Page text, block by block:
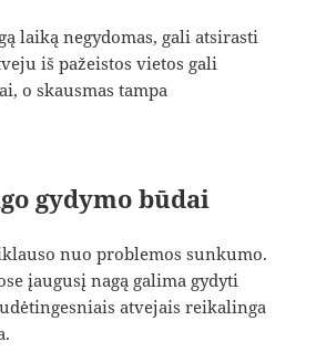
laiką negydomas, gali atsirasti
iš pažeistos vietos gali
o skausmas tampa
gydymo būdai
nuo problemos sunkumo.
įaugusį nagą galima gydyti
atvejais reikalinga